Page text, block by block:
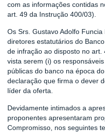
com as informações contidas
art. 49 da Instrução 400/03).
Os Srs. Gustavo Adolfo
diretores estatutários do
de infração ao disposto no
vista serem (i) os
públicas do banco na época
declaração que firma o dever
líder da oferta.
Devidamente intimados a
proponentes apresentaram
Compromisso, nos seguintes